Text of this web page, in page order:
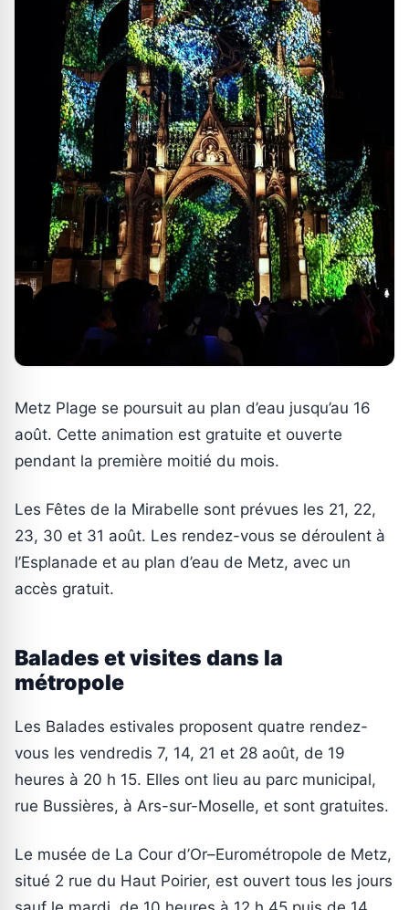
Metz Plage se poursuit au plan d’eau jusqu’au 16
août. Cette animation est gratuite et ouverte
pendant la première moitié du mois.
Les Fêtes de la Mirabelle sont prévues les 21, 22,
23, 30 et 31 août. Les rendez-vous se déroulent à
l’Esplanade et au plan d’eau de Metz, avec un
accès gratuit.
Balades et visites dans la
métropole
Les Balades estivales proposent quatre rendez-
vous les vendredis 7, 14, 21 et 28 août, de 19
heures à 20 h 15. Elles ont lieu au parc municipal,
rue Bussières, à Ars-sur-Moselle, et sont gratuites.
Le musée de La Cour d’Or–Eurométropole de Metz,
situé 2 rue du Haut Poirier, est ouvert tous les jours